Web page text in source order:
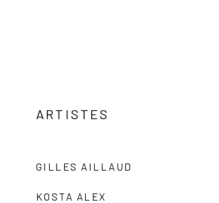
ARTISTES
GILLES AILLAUD
KOSTA ALEX